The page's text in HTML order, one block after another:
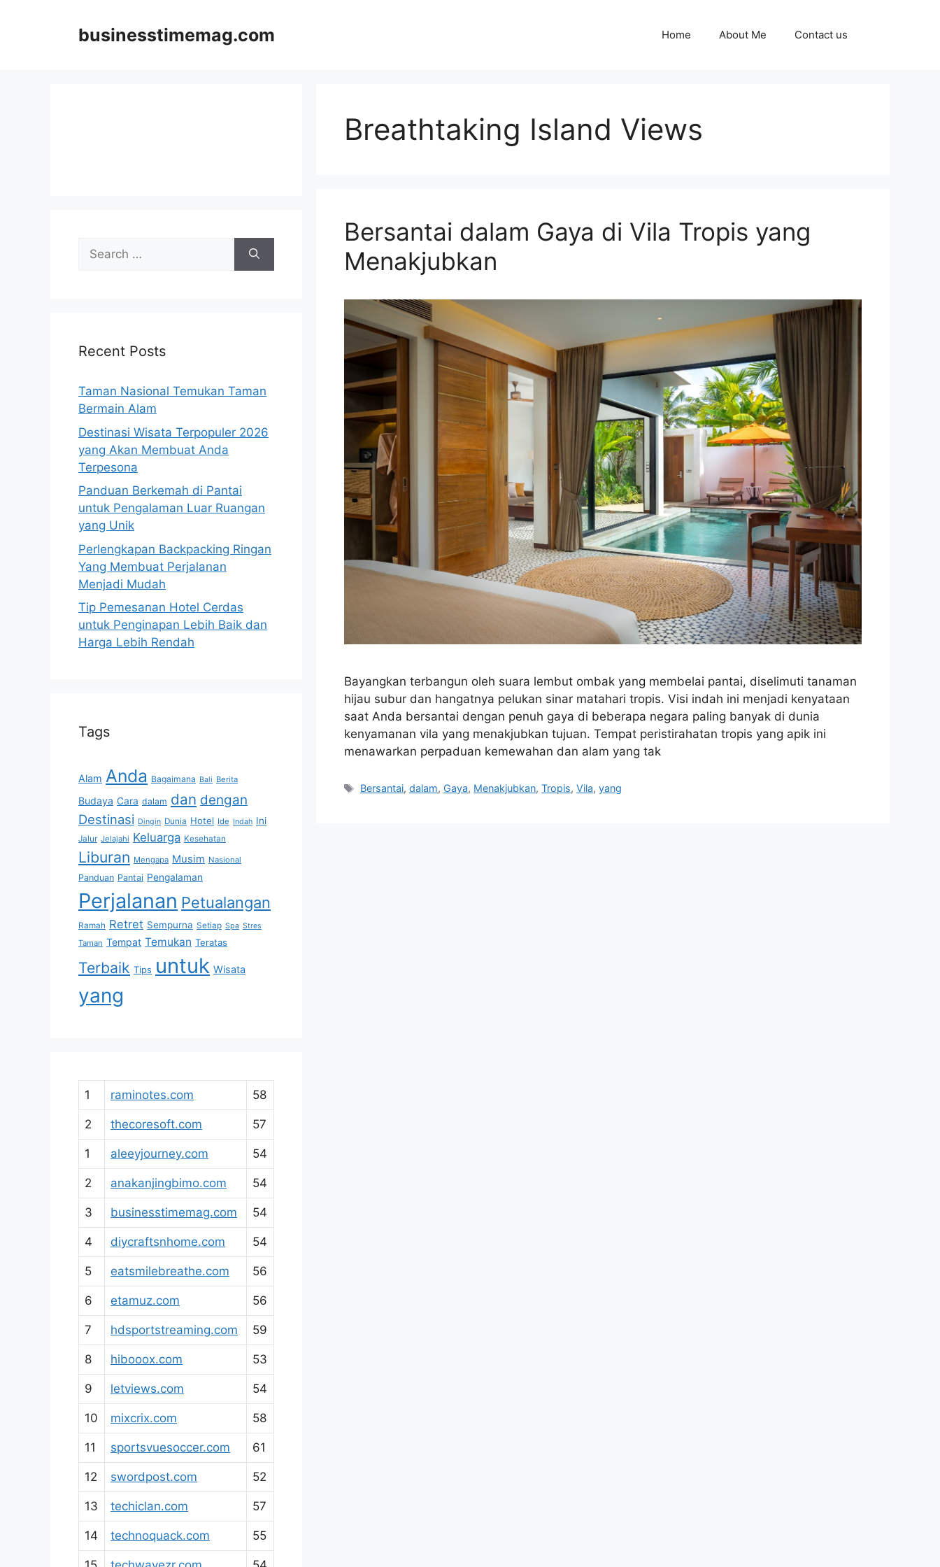
businesstimemag.com Home About Me Contact us
Breathtaking Island Views
Bersantai dalam Gaya di Vila Tropis yang
Menakjubkan
Bayangkan terbangun oleh suara lembut ombak yang membelai pantai, diselimuti tanaman
hijau subur dan hangatnya pelukan sinar matahari tropis. Visi indah ini menjadi kenyataan
saat Anda bersantai dengan penuh gaya di beberapa negara paling banyak di dunia
kenyamanan vila yang menakjubkan tujuan. Tempat peristirahatan tropis yang apik ini
menawarkan perpaduan kemewahan dan alam yang tak
Tags
Bersantai,dalam, Gaya, Menakjubkan,Tropis,Vila,yang
Search
for:
Recent Posts
Taman Nasional Temukan Taman
Bermain Alam
Destinasi Wisata Terpopuler 2026
yang Akan Membuat Anda
Terpesona
Panduan Berkemah di Pantai
untuk Pengalaman Luar Ruangan
yang Unik
Perlengkapan Backpacking Ringan
Yang Membuat Perjalanan
Menjadi Mudah
Tip Pemesanan Hotel Cerdas
untuk Penginapan Lebih Baik dan
Harga Lebih Rendah
Tags
Alam Anda Bagaimana Bali Berita
Budaya Cara dalam dan dengan
Destinasi Dingin Dunia Hotel Ide Indah Ini
Jalur Jelajahi Keluarga Kesehatan
Liburan Mengapa Musim Nasional
Panduan Pantai Pengalaman
Perjalanan Petualangan
Ramah Retret Sempurna Setiap Spa Stres
Taman Tempat Temukan Teratas
Terbaik Tips untuk Wisata
yang
1 raminotes.com 58
2 thecoresoft.com 57
1 aleeyjourney.com 54
2 anakanjingbimo.com 54
3 businesstimemag.com 54
4 diycraftsnhome.com 54
5 eatsmilebreathe.com 56
6 etamuz.com 56
7 hdsportstreaming.com 59
8 hibooox.com 53
9 letviews.com 54
10 mixcrix.com 58
11 sportsvuesoccer.com 61
12 swordpost.com 52
13 techiclan.com 57
14 technoquack.com 55